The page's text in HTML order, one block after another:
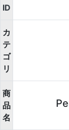
ID
カ
テ
ゴ
リ
商
品
名